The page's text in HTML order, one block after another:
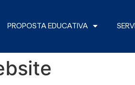
PROPOSTA EDUCATIVA